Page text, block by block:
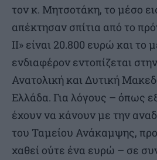
τον κ. Μητσοτάκη, το μέσο
απέκτησαν σπίτια από το
ΙΙ» είναι 20.800 ευρώ και το
ενδιαφέρον εντοπίζεται
Ανατολική και Δυτική
Ελλάδα. Για λόγους – όπως
έχουν να κάνουν με την
του Ταμείου Ανάκαμψης,
χαθεί ούτε ένα ευρώ – σε